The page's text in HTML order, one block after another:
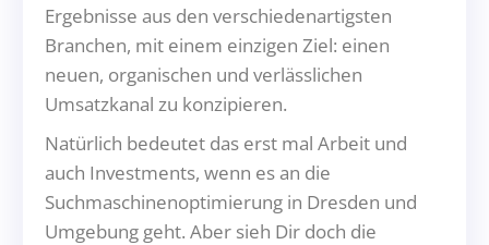
Ergebnisse aus den verschiedenartigsten
Branchen, mit einem einzigen Ziel: einen
neuen, organischen und verlässlichen
Umsatzkanal zu konzipieren.
Natürlich bedeutet das erst mal Arbeit und
auch Investments, wenn es an die
Suchmaschinenoptimierung in Dresden und
Umgebung geht. Aber sieh Dir doch die